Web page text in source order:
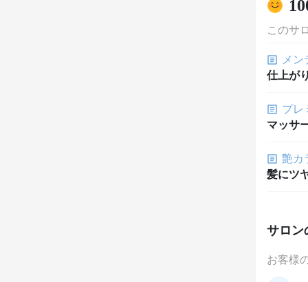
このサ
メ
仕上が
プレ
マッサ
艶カ
髪にツ
サロン
お客様